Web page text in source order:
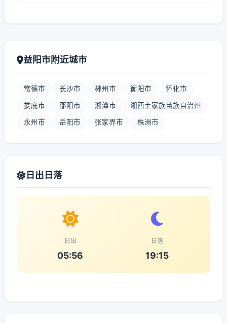
益阳市附近城市
常德市 长沙市 郴州市 衡阳市 怀化市
娄底市 邵阳市 湘潭市 湘西土家族苗族自治州
永州市 岳阳市 张家界市 株洲市
日出日落
日出
05:56
日落
19:15